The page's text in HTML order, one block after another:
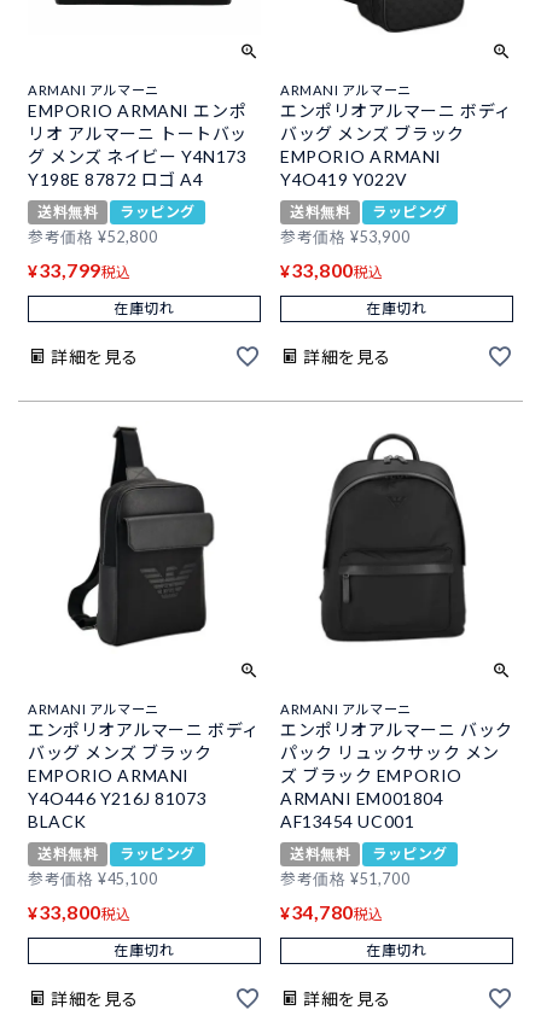
ARMANI アルマーニ
EMPORIO ARMANI エンポ
リオ アルマーニ トートバッ
グ メンズ ネイビー Y4N173
Y198E 87872 ロゴ A4
送料無料
ラッピング
参考価格 ¥52,800
¥33,799税込
在庫切れ
詳細を見る
ARMANI アルマーニ
エンポリオアルマーニ ボディ
バッグ メンズ ブラック
EMPORIO ARMANI
Y4O419 Y022V
送料無料
ラッピング
参考価格 ¥53,900
¥33,800税込
在庫切れ
詳細を見る
ARMANI アルマーニ
エンポリオアルマーニ ボディ
バッグ メンズ ブラック
EMPORIO ARMANI
Y4O446 Y216J 81073
BLACK
送料無料
ラッピング
参考価格 ¥45,100
¥33,800税込
在庫切れ
詳細を見る
ARMANI アルマーニ
エンポリオアルマーニ バック
パック リュックサック メン
ズ ブラック EMPORIO
ARMANI EM001804
AF13454 UC001
送料無料
ラッピング
参考価格 ¥51,700
¥34,780税込
在庫切れ
詳細を見る